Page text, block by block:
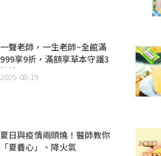
一聲老師，一生老師~全館滿
999享9折，滿額享草本守護3
好禮~
2025-08-19
夏日與疫情兩頭燒！醫師教你
「夏養心」、降火氣